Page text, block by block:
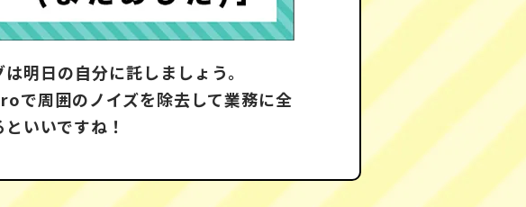
明日の自分に託しましょう。
で周囲のノイズを除去して業務に全
いいですね！